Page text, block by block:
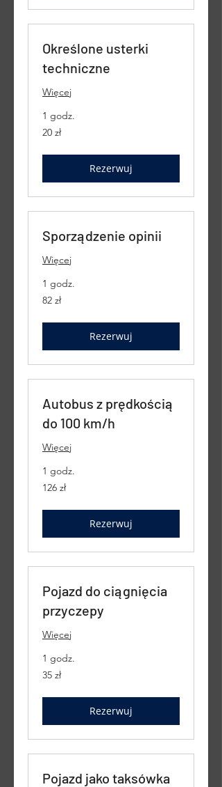
Określone usterki
techniczne
Więcej
1 godz.
20
złotych
20 zł
Rezerwuj
Sporządzenie opinii
Więcej
1 godz.
82
złote
82 zł
Rezerwuj
Autobus z prędkością
do 100 km/h
Więcej
1 godz.
126
złotych
126 zł
Rezerwuj
Pojazd do ciągnięcia
przyczepy
Więcej
1 godz.
35
złotych
35 zł
Rezerwuj
Pojazd jako taksówka